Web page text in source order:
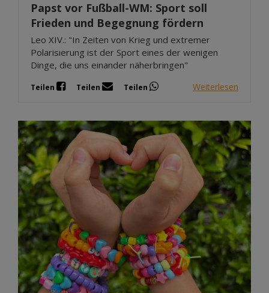
Papst vor Fußball-WM: Sport soll
Frieden und Begegnung fördern
Leo XIV.: "In Zeiten von Krieg und extremer
Polarisierung ist der Sport eines der wenigen
Dinge, die uns einander näherbringen"
Teilen Teilen Teilen Weiterlesen